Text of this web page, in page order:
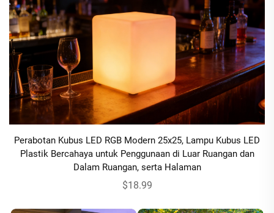
Perabotan Kubus LED RGB Modern 25x25, Lampu Kubus LED
Plastik Bercahaya untuk Penggunaan di Luar Ruangan dan
Dalam Ruangan, serta Halaman
$18.99